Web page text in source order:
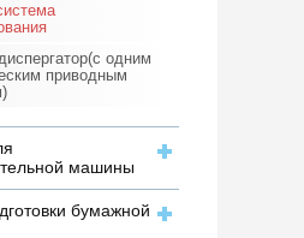
одним
приводным
машины
бумажной